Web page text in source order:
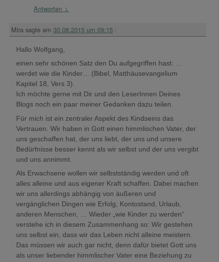
Antworten ↓
Mira sagte am 30.08.2015 um 09:15 :
Hallo Wolfgang,
einen sehr schönen Satz den Du aufgegriffen hast: …
werdet wie die Kinder… (Bibel, Matthäusevangelium
Kapitel 18, Vers 3).
Ich möchte gerne mit Dir und den LeserInnen Deines
Blogs noch ein paar meiner Gedanken dazu teilen.
Für mich ist ein zentraler Aspekt des Kindseins das
Vertrauen. Wir haben in Gott einen himmlischen Vater, der
uns geschaffen hat, der uns liebt, der uns und unsere
Bedürfnisse besser kennt als wir selbst und der uns vergibt
und uns annimmt.
Als Erwachsene wollen wir selbstständig werden und oft
alles alleine und aus eigener Kraft schaffen. Dabei machen
wir uns allerdings abhängig von äußeren und
vergänglichen Dingen wie Erfolg, Kontostand, Urlaub,
anderen Menschen, … Wieder „wie Kinder zu werden“
verstehe ich in diesem Zusammenhang so: Wir gestehen
uns selbst ein, dass wir das Leben nicht alleine meistern.
Das müssen wir auch gar nicht, denn dafür bietet Gott uns
als unser liebender himmlischer Vater eine Beziehung zu